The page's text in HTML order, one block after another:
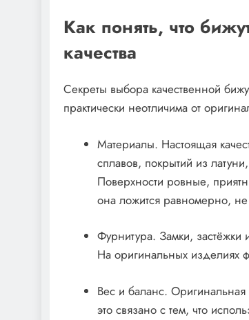
Как понять, что
качества
Секреты выбора качественной
практически неотличима от
Материалы. Настоящая
сплавов, покрытий из
Поверхности ровные,
она ложится равномерно, не
Фурнитура. Замки,
На оригинальных изделиях
Вес и баланс.
это связано с тем, что